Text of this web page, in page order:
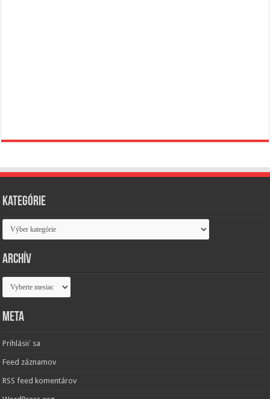
Kategórie
Kategórie
Archív
Archív
Meta
Prihlásiť sa
Feed záznamov
RSS feed komentárov